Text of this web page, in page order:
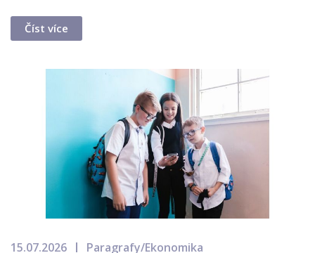
Číst více
15.07.2026 Paragrafy/Ekonomika